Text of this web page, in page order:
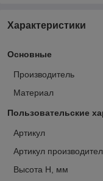
Характеристики
Основные
Производитель
Материал
Пользовательские
Артикул
Артикул
Высота H, мм